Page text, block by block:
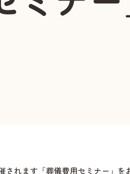
されます「葬儀費用セミナー」を